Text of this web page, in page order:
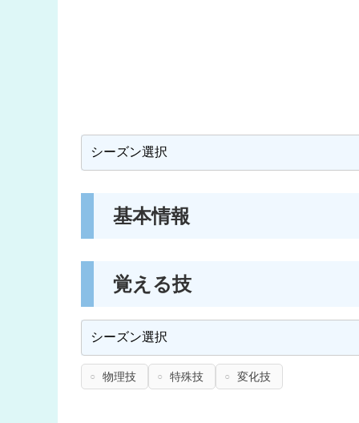
基本情報
覚える技
物理技 特殊技 変化技